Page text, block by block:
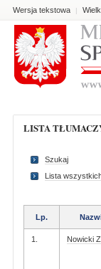
Wersja tekstowa |
LISTA
Szukaj
Lista
Lp.
1. Nowicki